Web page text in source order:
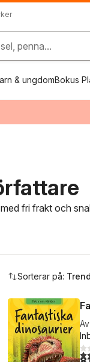
penna...
& ungdomBokus
fri frakt och
Sorterar på:
Av